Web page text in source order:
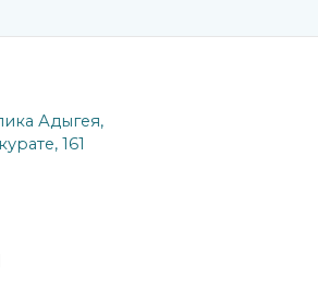
Адыгея,
161